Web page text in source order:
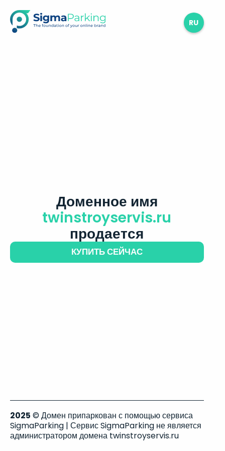
RU
Доменное имя
twinstroyservis.ru
продается
КУПИТЬ СЕЙЧАС
2025 © Домен припаркован с помощью сервиса
SigmaParking | Сервис SigmaParking не является
администратором домена twinstroyservis.ru